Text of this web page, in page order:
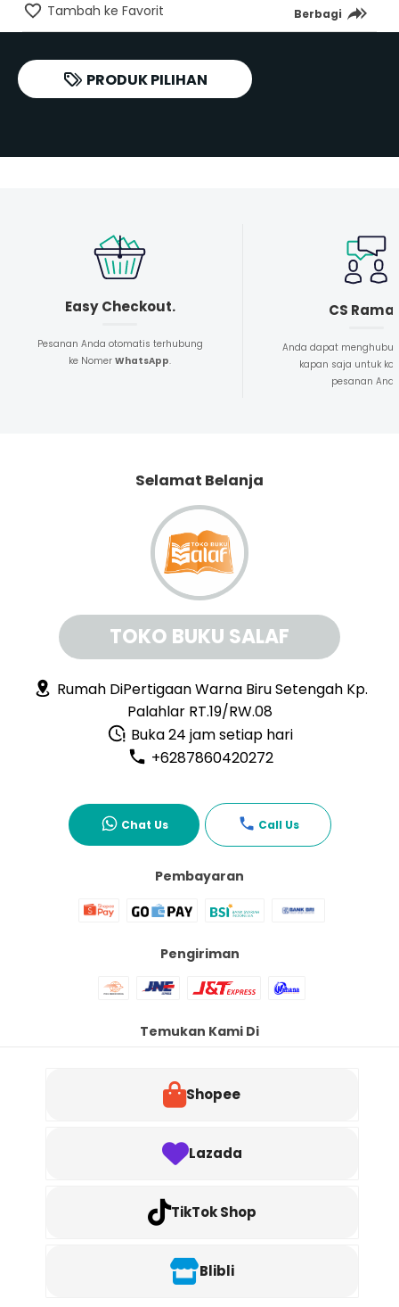
Tambah ke Favorit Berbagi
PRODUK PILIHAN
Easy Checkout.
Pesanan Anda otomatis terhubung
ke NomerWhatsApp.
CS
Anda dapat
kapan saja untuk
pesanan
Selamat Belanja
TOKO BUKU SALAF
Rumah DiPertigaan Warna Biru Setengah Kp.
Palahlar RT.19/RW.08
Buka 24 jam setiap hari
+6287860420272
Chat Us Call Us
Pembayaran
Pengiriman
Temukan Kami Di
Shopee
Lazada
TikTok Shop
Blibli